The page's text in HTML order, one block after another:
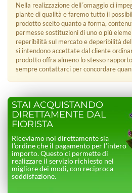
Nella realizzazione dell´omaggio ci
piante di qualità e faremo tutto il
prodotto scelto quanto a forma,
permesse sostituzioni di uno o più
reperibilità sul mercato e deperibilità
si intendono accettate dal cliente
prodotto offra almeno lo stesso
sempre contattarci per concordare
STAI ACQUISTANDO
DIRETTAMENTE DAL
FIORISTA
Riceviamo noi direttamente sia
l’ordine che il pagamento per l’intero
importo. Questo ci permette di
realizzare il servizio richiesto nel
migliore dei modi, con reciproca
soddisfazione.